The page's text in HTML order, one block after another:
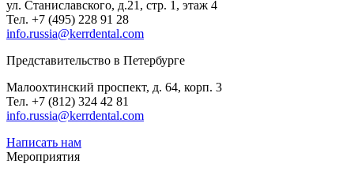
ул. Станиславского, д.21, стр. 1, этаж 4
Тел. +7 (495) 228 91 28
info.russia@kerrdental.com
Представительство в Петербурге
Малоохтинский проспект, д. 64, корп. 3
Тел. +7 (812) 324 42 81
info.russia@kerrdental.com
Написать нам
Мероприятия